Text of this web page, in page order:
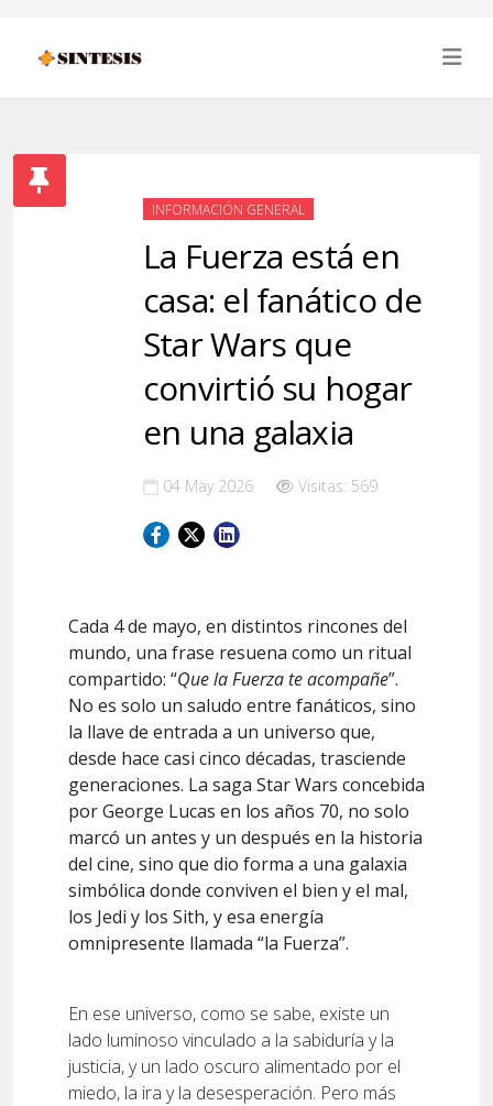
INFORMACIÓN GENERAL
La Fuerza está en
casa: el fanático de
Star Wars que
convirtió su hogar
en una galaxia
04 May 2026 Visitas: 569
Cada 4 de mayo, en distintos rincones del
mundo, una frase resuena como un ritual
compartido: “Que la Fuerza te acompañe”.
No es solo un saludo entre fanáticos, sino
la llave de entrada a un universo que,
desde hace casi cinco décadas, trasciende
generaciones. La saga Star Wars concebida
por George Lucas en los años 70, no solo
marcó un antes y un después en la historia
del cine, sino que dio forma a una galaxia
simbólica donde conviven el bien y el mal,
los Jedi y los Sith, y esa energía
omnipresente llamada “la Fuerza”.
En ese universo, como se sabe, existe un
lado luminoso vinculado a la sabiduría y la
justicia, y un lado oscuro alimentado por el
miedo, la ira y la desesperación. Pero más